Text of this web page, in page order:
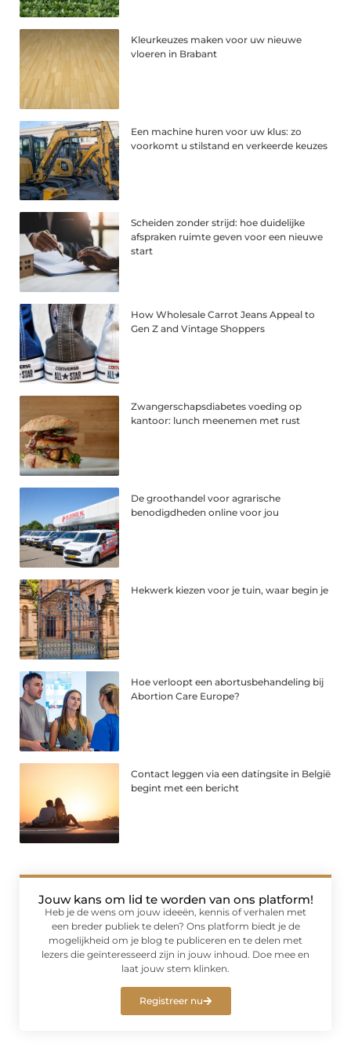
Kleurkeuzes maken voor uw nieuwe
vloeren in Brabant
Een machine huren voor uw klus: zo
voorkomt u stilstand en verkeerde keuzes
Scheiden zonder strijd: hoe duidelijke
afspraken ruimte geven voor een nieuwe
start
How Wholesale Carrot Jeans Appeal to
Gen Z and Vintage Shoppers
Zwangerschapsdiabetes voeding op
kantoor: lunch meenemen met rust
De groothandel voor agrarische
benodigdheden online voor jou
Hekwerk kiezen voor je tuin, waar begin je
Hoe verloopt een abortusbehandeling bij
Abortion Care Europe?
Contact leggen via een datingsite in België
begint met een bericht
Jouw kans om lid te worden van ons platform!
Heb je de wens om jouw ideeën, kennis of verhalen met
een breder publiek te delen? Ons platform biedt je de
mogelijkheid om je blog te publiceren en te delen met
lezers die geïnteresseerd zijn in jouw inhoud. Doe mee en
laat jouw stem klinken.
Registreer nu